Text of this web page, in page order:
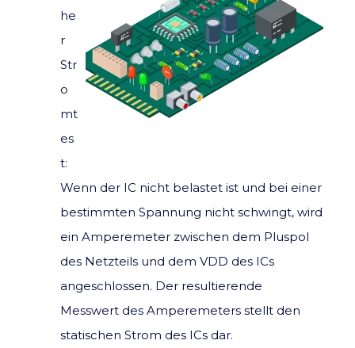
he
r
Str
o
mt
es
t:
Wenn der IC nicht belastet ist und bei einer
bestimmten Spannung nicht schwingt, wird
ein Amperemeter zwischen dem Pluspol
des Netzteils und dem VDD des ICs
angeschlossen. Der resultierende
Messwert des Amperemeters stellt den
statischen Strom des ICs dar.